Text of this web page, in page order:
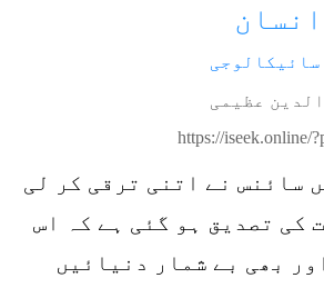
سائیکالوجی
عظیمی
https://iseek.online/
سائنس نے اتنی ترقی کر لی
کی تصدیق ہو گئی ہے کہ اس
بھی بے شمار دنیائیں